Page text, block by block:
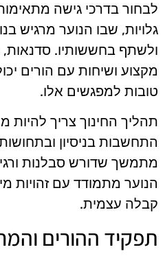
לבחור בדרכי גישה
גלויות, שבו הנוער מרגיש
ולשתף בחששותיו.
מקצוע ושיחות עם הורים
טובות למפגשים אלו.
תהליך החינוך צריך להיות
התחשבות בניסיון
מתמשך שדורש סבלנות
הנוער מתמודד עם זהויות
קבלה עצמית.
תפקיד ההורים